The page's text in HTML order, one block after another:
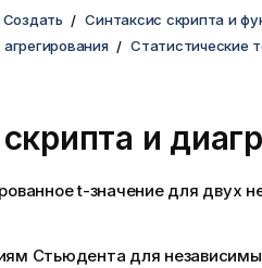
Создать
Синтаксис скрипта и
Статистические
и
t-значение для двух
Стьюдента для